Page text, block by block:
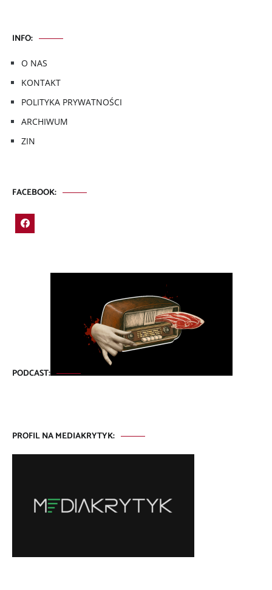
INFO:
O NAS
KONTAKT
POLITYKA PRYWATNOŚCI
ARCHIWUM
ZIN
FACEBOOK:
PODCAST:
PROFIL NA MEDIAKRYTYK: